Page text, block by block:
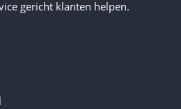
gericht klanten helpen.